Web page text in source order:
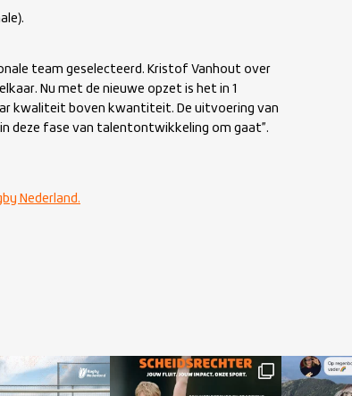
team geselecteerd. Kristof Vanhout over
Nu met de nieuwe opzet is het in 1
kwaliteit boven kwantiteit. De uitvoering van
deze fase van talentontwikkeling om gaat”.
Nederland.